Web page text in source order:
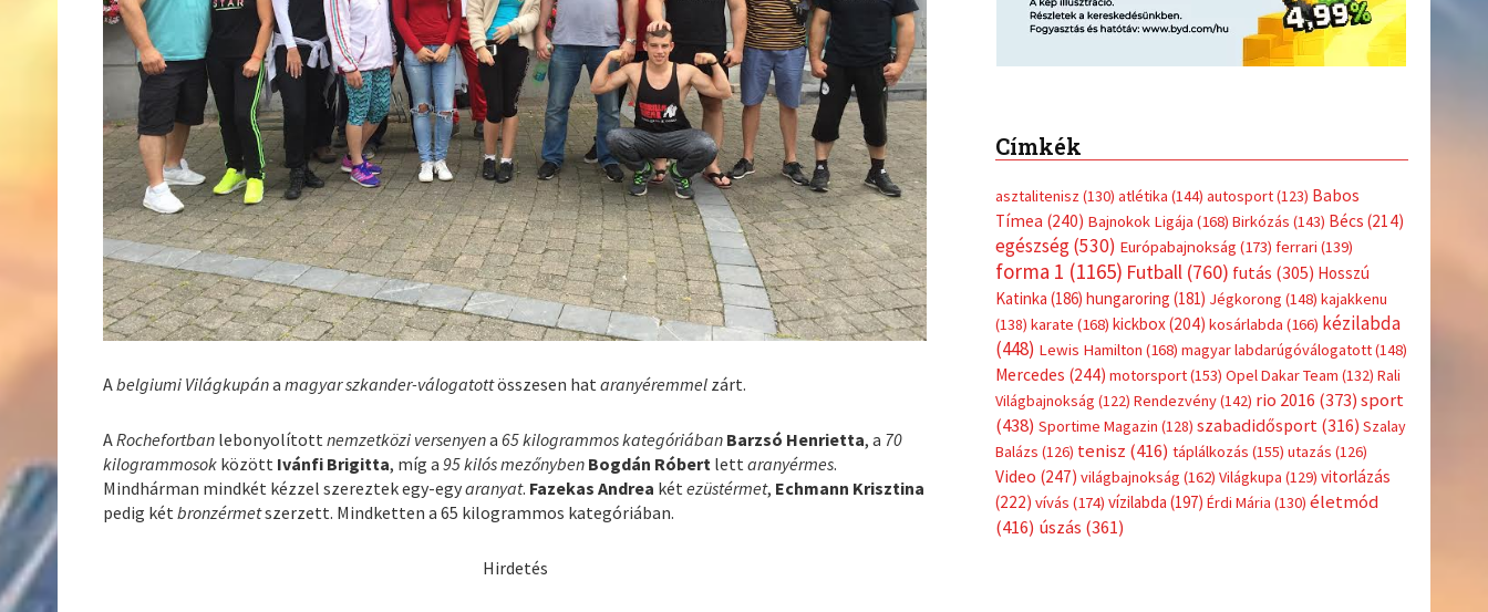
Abelgiumi Világkupánamagyar szkander-válogatottösszesen hataranyéremmel zárt.
ARochefortban lebonyolítottnemzetközi versenyena65 kilogrammos kategóriában Barzsó Henrietta, a 70
kilogrammosok között Ivánfi Brigitta, míg a95 kilós mezőnyben Bogdán Róbert lettaranyérmes.
Mindhárman mindkét kézzel szereztek egy-egyaranyat. Fazekas Andrea kétezüstérmet, Echmann Krisztina
pedig kétbronzérmetszerzett. Mindketten a 65 kilogrammos kategóriában.
Hirdetés
Címkék
asztalitenisz (130) atlétika (144) autosport(123) Babos
Tímea (240) Bajnokok Ligája (168) Birkózás (143) Bécs (214)
egészség(530) Európabajnokság (173) ferrari (139)
forma 1 (1165) Futball(760) futás (305) Hosszú
Katinka (186) hungaroring (181) Jégkorong (148) kajakkenu
(138) karate (168) kickbox(204) kosárlabda (166) kézilabda
(448) Lewis Hamilton (168) magyar labdarúgóválogatott(148)
Mercedes (244) motorsport(153) Opel Dakar Team (132) Rali
Világbajnokság (122) Rendezvény(142) rio 2016 (373) sport
(438) Sportime Magazin (128) szabadidősport (316) Szalay
Balázs (126) tenisz (416) táplálkozás (155) utazás (126)
Video (247) világbajnokság (162) Világkupa (129) vitorlázás
(222) vívás (174) vízilabda (197) Érdi Mária (130) életmód
(416) úszás (361)